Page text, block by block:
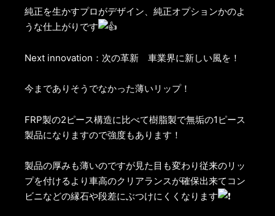
純正を生かすプロがデザイン、純正オプションかのよ
うな仕上がりです
Next innovation：次の革新 車業界に新しい風を！
今までありそうでなかった薄いリップ！
FRP製の2ピース構造に比べて樹脂製で無垢の1ピース
製品になりますので強度もあります！
製品の厚みも薄いのですが見た目も変わり従来のリッ
プを付けるより車高のクリアランスが確保出来てコン
ビニなどの縁石や段差にぶつけにくくなります